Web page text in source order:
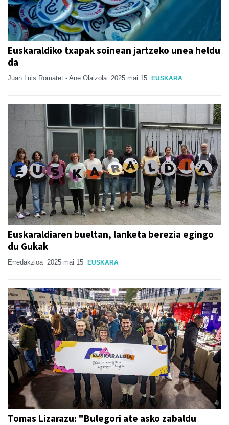
Euskaraldiko txapak soinean jartzeko unea heldu
da
Juan Luis Romatet - Ane Olaizola 2025 mai 15 EUSKARA
Euskaraldiaren bueltan, lanketa berezia egingo
du Gukak
Erredakzioa 2025 mai 15 EUSKARA
Tomas Lizarazu: "Bulegori ate asko zabaldu